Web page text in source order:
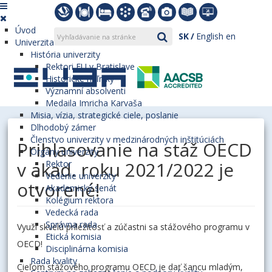
SK English en
Úvod
Univerzita
História univerzity
Rektori EU v Bratislave
Historické míľniky
Významní absolventi
Medaila Imricha Karvaša
Misia, vízia, strategické ciele, poslanie
Dlhodobý zámer
Členstvo univerzity v medzinárodných inštitúciách
Orgány univerzity
Rektor
Vedenie univerzity
Akademický senát
Kolégium rektora
Vedecká rada
Správna rada
Etická komisia
Disciplinárna komisia
Rada kvality
Prihlasovanie na stáž OECD
v akad. roku 2021/2022 je
otvorené!
Využi skvelú príležitosť a zúčastni sa stážového programu v
OECD!
Cieľom stážového programu OECD je dať šancu mladým,